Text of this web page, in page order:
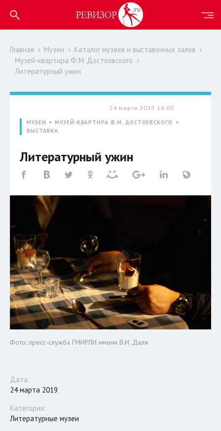
Главная Музеи
Каталог музеев и выставочных залов
Музей-квартира Ф.М. Достоевского
Литературный ужин
24 марта 2019 16:00
МУЗЕИ
МУЗЕЙ-КВАРТИРА Ф.М. ДОСТОЕВСКОГО
ВЫСТАВКА
Литературный ужин
Фото: пресс-служба ГМИРЛИ имени В.И. Даля
Дата:
24 марта 2019
Категория:
Литературные музеи